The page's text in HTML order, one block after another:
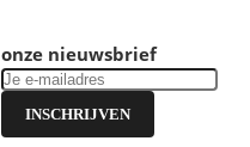
onze nieuwsbrief
INSCHRIJVEN